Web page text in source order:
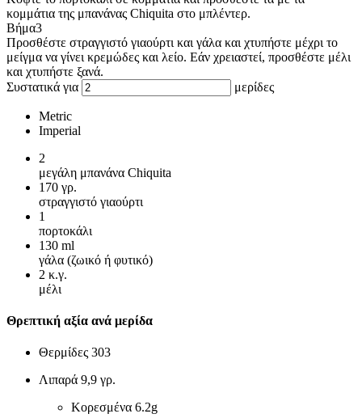
κομμάτια της μπανάνας Chiquita στο μπλέντερ.
Βήμα3
Προσθέστε στραγγιστό γιαούρτι και γάλα και χτυπήστε μέχρι το
μείγμα να γίνει κρεμώδες και λείο. Εάν χρειαστεί, προσθέστε μέλι
και χτυπήστε ξανά.
Συστατικά για
μερίδες
Metric
Imperial
2
μεγάλη μπανάνα Chiquita
170 γρ.
στραγγιστό γιαούρτι
1
πορτοκάλι
130 ml
γάλα (ζωικό ή φυτικό)
2 κ.γ.
μέλι
Θρεπτική αξία ανά μερίδα
Θερμίδες 303
Λιπαρά 9,9 γρ.
Κορεσμένα 6.2g